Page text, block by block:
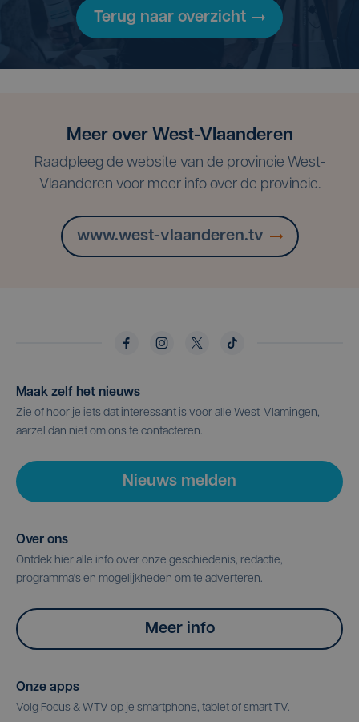
Terug naar overzicht
Meer over West-Vlaanderen
Raadpleeg de website van de provincie West-
Vlaanderen voor meer info over de provincie.
www.west-vlaanderen.tv
Maak zelf het nieuws
Zie of hoor je iets dat interessant is voor alle West-Vlamingen,
aarzel dan niet om ons te contacteren.
Nieuws melden
Over ons
Ontdek hier alle info over onze geschiedenis, redactie,
programma's en mogelijkheden om te adverteren.
Meer info
Onze apps
Volg Focus & WTV op je smartphone, tablet of smart TV.